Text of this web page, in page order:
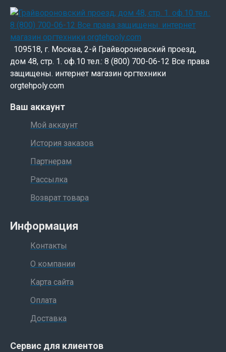
109518, г. Москва, 2-й Грайвороновский проезд,
дом 48, стр. 1. оф.10 тел.: 8 (800) 700-06-12 Все права
защищены. интернет магазин оргтехники
orgtehpoly.com
Ваш аккаунт
Мой аккаунт
История заказов
Партнерам
Рассылка
Возврат товара
Информация
Контакты
О компании
Карта сайта
Оплата
Доставка
Сервис для клиентов